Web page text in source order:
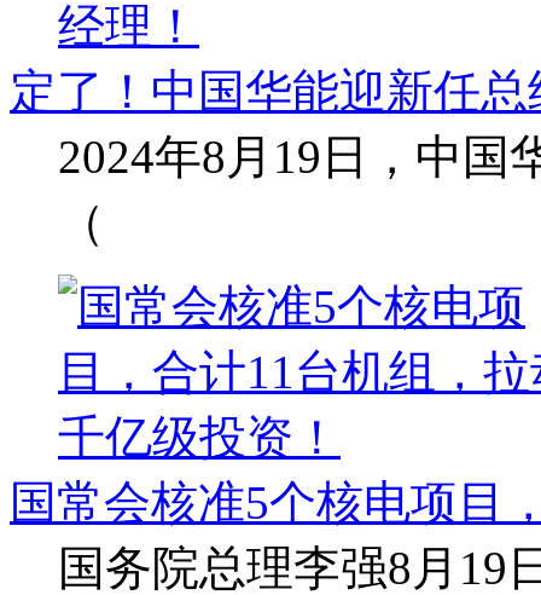
定了！中国华能迎新任
2024年8月19日，中国
（
国常会核准5个核电项目
国务院总理李强8月19